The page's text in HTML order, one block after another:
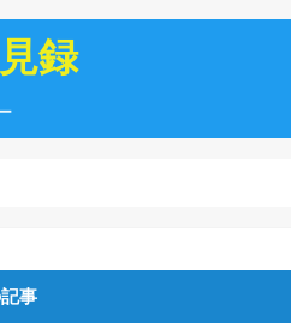
録
事